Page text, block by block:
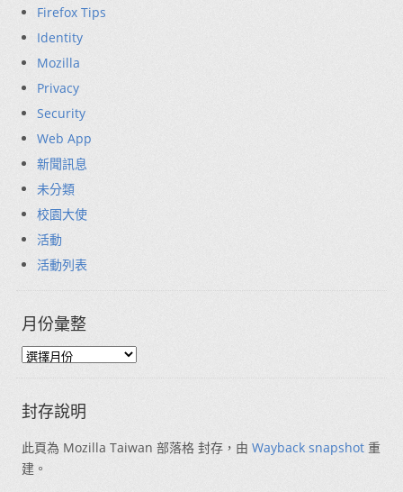
Firefox Tips
Identity
Mozilla
Privacy
Security
Web App
新聞訊息
未分類
校園大使
活動
活動列表
月份彙整
封存說明
此頁為 Mozilla Taiwan 部落格 封存，由 Wayback snapshot 重
建。